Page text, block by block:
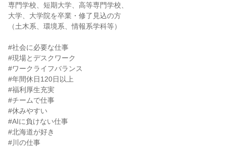
専門学校、短期大学、高等専門学校、
大学、大学院を卒業・修了見込の方
（土木系、環境系、情報系学科等）
#社会に必要な仕事
#現場とデスクワーク
#ワークライフバランス
#年間休日120日以上
#福利厚生充実
#チームで仕事
#休みやすい
#AIに負けない仕事
#北海道が好き
#川の仕事